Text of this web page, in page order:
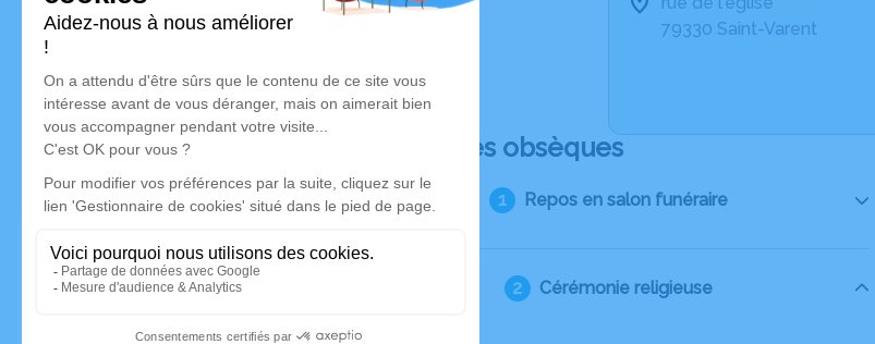
79330 Saint-Varent
Déroulé des obsèques
Repos en salon funéraire
Cérémonie religieuse